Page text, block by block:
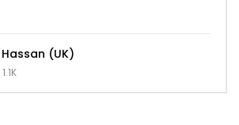
(UK)
1.1K